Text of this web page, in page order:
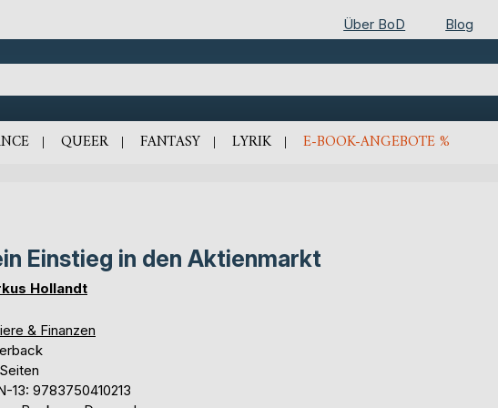
Über BoD Blog
QUEER FANTASY LYRIK E-BOOK-ANGEBOTE %
Einstieg in den Aktienmarkt
Hollandt
& Finanzen
13: 9783750410213